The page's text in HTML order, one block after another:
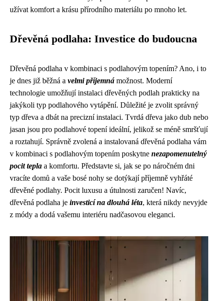
užívat komfort a krásu přírodního materiálu po mnoho let.
Dřevěná podlaha: Investice do budoucna
Dřevěná podlaha v kombinaci s podlahovým topením? Ano, i to
je dnes již běžná a velmi příjemná možnost. Moderní
technologie umožňují instalaci dřevěných podlah prakticky na
jakýkoli typ podlahového vytápění. Důležité je zvolit správný
typ dřeva a dbát na precizní instalaci. Tvrdá dřeva jako dub nebo
jasan jsou pro podlahové topení ideální, jelikož se méně smršťují
a roztahují. Správně zvolená a instalovaná dřevěná podlaha vám
v kombinaci s podlahovým topením poskytne nezapomenutelný
pocit tepla a komfortu. Představte si, jak se po náročném dni
vracíte domů a vaše bosé nohy se dotýkají příjemně vyhřáté
dřevěné podlahy. Pocit luxusu a útulnosti zaručen! Navíc,
dřevěná podlaha je investicí na dlouhá léta, která nikdy nevyjde
z módy a dodá vašemu interiéru nadčasovou eleganci.